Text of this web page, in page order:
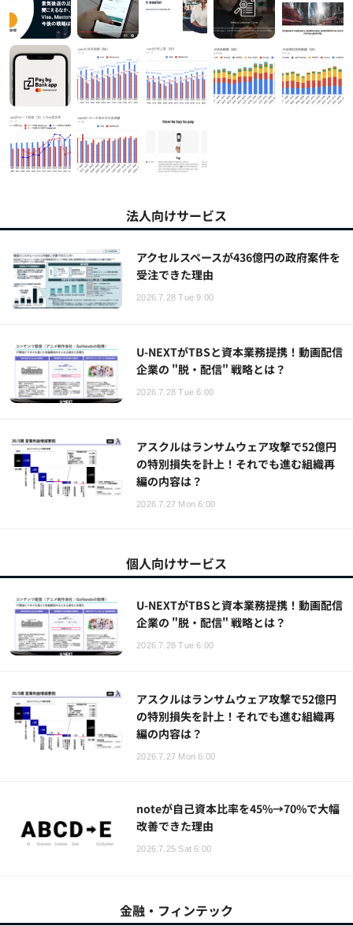
法人向けサービス
アクセルスペースが436億円の政府案件を
受注できた理由
2026.7.28 Tue 9:00
U-NEXTがTBSと資本業務提携！動画配信
企業の "脱・配信" 戦略とは？
2026.7.28 Tue 6:00
アスクルはランサムウェア攻撃で52億円
の特別損失を計上！それでも進む組織再
編の内容は？
2026.7.27 Mon 6:00
個人向けサービス
U-NEXTがTBSと資本業務提携！動画配信
企業の "脱・配信" 戦略とは？
2026.7.28 Tue 6:00
アスクルはランサムウェア攻撃で52億円
の特別損失を計上！それでも進む組織再
編の内容は？
2026.7.27 Mon 6:00
noteが自己資本比率を45%→70%で大幅
改善できた理由
2026.7.25 Sat 6:00
金融・フィンテック